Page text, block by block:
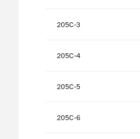
205C-3
205C-4
205C-5
205C-6